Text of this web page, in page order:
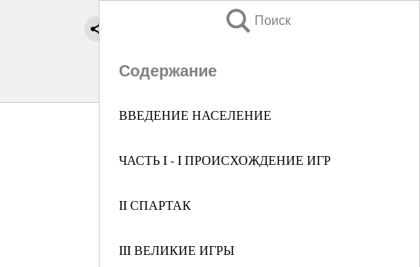
Поиск
Содержание
ВВЕДЕНИЕ НАСЕЛЕНИЕ
ЧАСТЬ I - I ПРОИСХОЖДЕНИЕ ИГР
II СПАРТАК
III ВЕЛИКИЕ ИГРЫ